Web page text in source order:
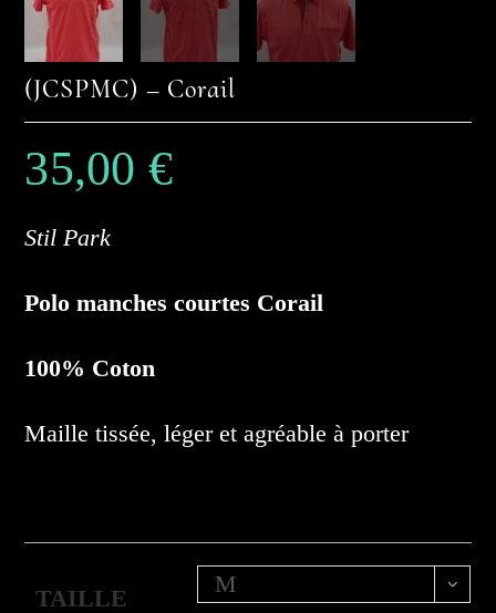
(JCSPMC) – Corail
35,00 €
Stil Park
Polo manches courtes Corail
100% Coton
Maille tissée, léger et agréable à porter
TAILLE
M